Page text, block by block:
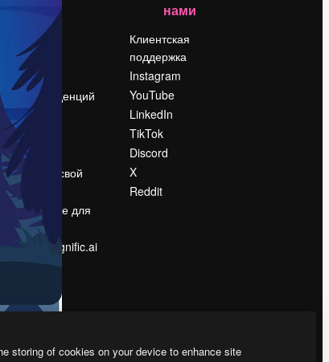
Reviews
Вакансии
Поиск тенденций
Блог
События
Slidesgo
Продайте свой
контент
Помещение для
прессы
Ищете magnific.ai
нами
Клиентская
поддержка
Instagram
YouTube
LinkedIn
TikTok
Discord
X
Reddit
storing of cookies on your device to enhance site